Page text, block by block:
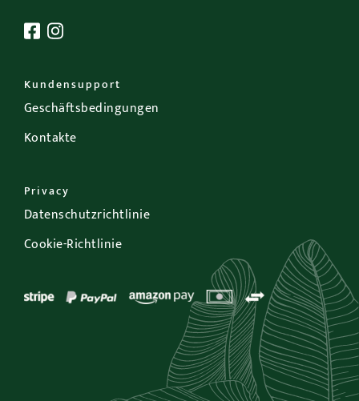
Kundensupport
Geschäftsbedingungen
Kontakte
Privacy
Datenschutzrichtlinie
Cookie-Richtlinie